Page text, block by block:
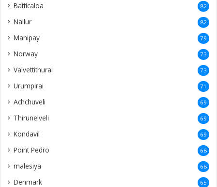
Batticaloa 82
Nallur 82
Manipay 79
Norway 73
Valvettithurai 73
Urumpirai 71
Achchuveli 69
Thirunelveli 69
Kondavil 69
Point Pedro 68
malesiya 68
Denmark 65